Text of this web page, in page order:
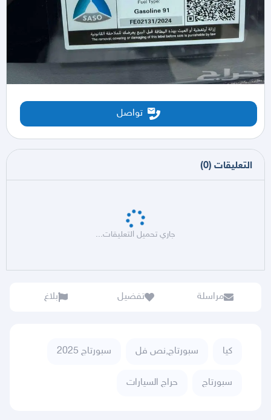
تواصل
التعليقات (
0
)
جاري تحميل التعليقات...
مراسلة تفضيل بلاغ
كيا سبورتاج,نص فل سبورتاج 2025
سبورتاج حراج السيارات